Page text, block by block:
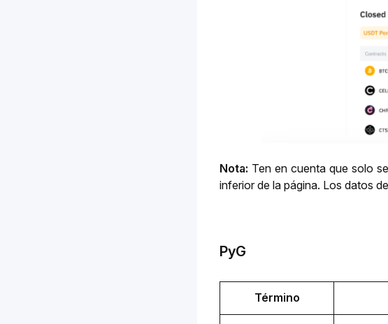
Nota: Ten en cuenta que solo
inferior de la página. Los datos
PyG
Término